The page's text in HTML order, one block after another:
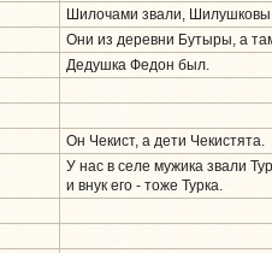
Шилочами звали,
Они из деревни Бутыры, а
Дедушка Федон был.
Он Чекист, а дети Чекистята.
У нас в селе мужика звали
и внук его - тоже Турка.